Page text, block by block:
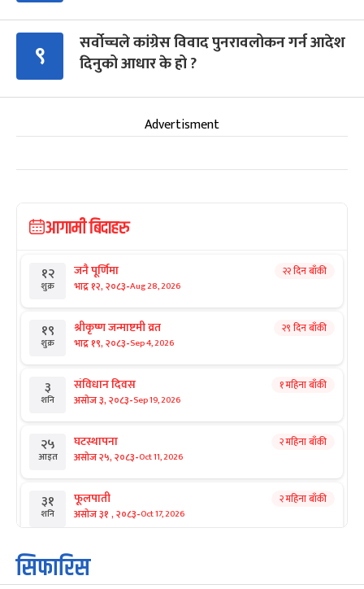
९
सर्वोच्चले कांग्रेस विवाद पुनरावलोकन गर्न आदेश
दिनुको आधार के हो ?
Advertisment
आगामी बिदाहरु
१२
शुक्र
जनै पूर्णिमा
भाद्र १२, २०८३-Aug 28, 2026
२२ दिन बाँकी
१९
शुक्र
श्रीकृष्ण जन्माष्टमी व्रत
भाद्र १९, २०८३-Sep 4, 2026
२९ दिन बाँकी
३
शनि
संविधान दिवस
असोज ३, २०८३-Sep 19, 2026
१ महिना बाँकी
२५
आइत
घटस्थापना
असोज २५, २०८३-Oct 11, 2026
२ महिना बाँकी
३१
शनि
फूलपाती
असोज ३१ , २०८३-Oct 17, 2026
२ महिना बाँकी
१
आइत
कार्तिक सङ्क्रान्ति
कार्तिक १, २०८३
सिफारिस